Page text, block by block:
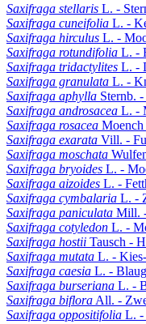
Saxifraga stellaris L. -
Saxifraga cuneifolia L. -
Saxifraga hirculus L. -
Saxifraga rotundifolia L. -
Saxifraga tridactylites L. -
Saxifraga granulata L. -
Saxifraga aphylla Sternb.
Saxifraga androsacea L. -
Saxifraga rosacea Moench
Saxifraga exarata Vill. -
Saxifraga moschata
Saxifraga bryoides L. -
Saxifraga aizoides L. -
Saxifraga cymbalaria L. -
Saxifraga paniculata Mill.
Saxifraga cotyledon L. -
Saxifraga hostii Tausch -
Saxifraga mutata L. -
Saxifraga caesia L. -
Saxifraga burseriana L. -
Saxifraga biflora All. -
Saxifraga oppositifolia L. -